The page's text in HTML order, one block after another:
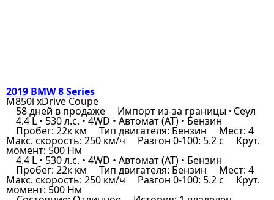
2019 BMW 8 Series
M850i xDrive Coupe
58 дней в продаже Импорт из-за границы · Сеул
4.4 L • 530 л.с. • 4WD • Автомат (AT) • Бензин
Пробег: 22к км Тип двигателя: Бензин Мест: 4
Макс. скорость: 250 км/ч Разгон 0-100: 5.2 с Крут.
момент: 500 Нм
4.4 L • 530 л.с. • 4WD • Автомат (AT) • Бензин
Пробег: 22к км Тип двигателя: Бензин Мест: 4
Макс. скорость: 250 км/ч Разгон 0-100: 5.2 с Крут.
момент: 500 Нм